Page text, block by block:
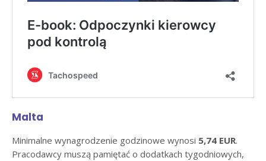
Malta
Minimalne wynagrodzenie godzinowe wynosi 5,74 EUR.
Pracodawcy muszą pamiętać o dodatkach tygodniowych,